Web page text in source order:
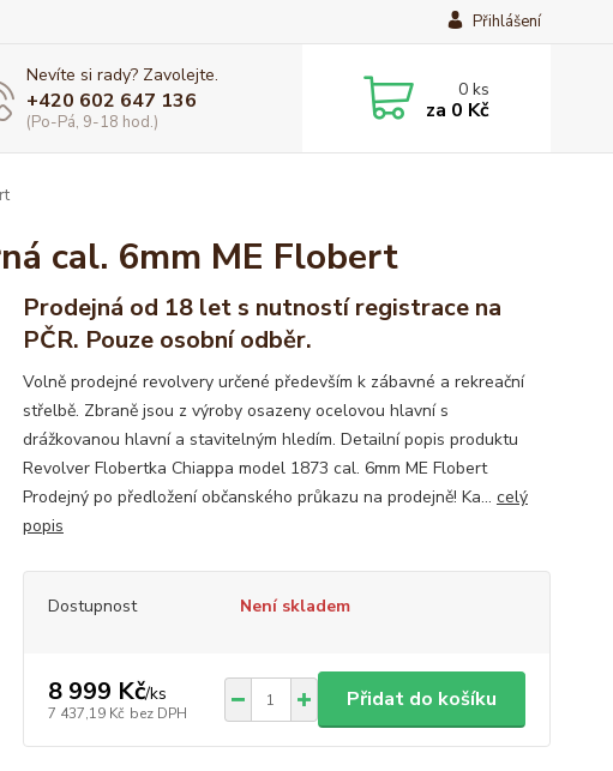
Přihlášení
Nevíte si rady? Zavolejte.
+420 602 647 136
(Po-Pá, 9-18 hod.)
0ks
za 0 Kč
cal. 6mm ME Flobert
Prodejná od 18 let s nutností registrace na
PČR. Pouze osobní odběr.
Volně prodejné revolvery určené především k zábavné a rekreační
střelbě. Zbraně jsou z výroby osazeny ocelovou hlavní s
drážkovanou hlavní a stavitelným hledím. Detailní popis produktu
Revolver Flobertka Chiappa model 1873 cal. 6mm ME Flobert
Prodejný po předložení občanského průkazu na prodejně! Ka... celý
popis
Dostupnost Není skladem
8 999 Kč/ks
7 437,19 Kč bez DPH
Přidat do košíku